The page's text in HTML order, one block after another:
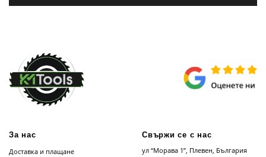
За нас
Доставка и плащане
Свържи се с нас
ул “Морава 1”, Плевен, България